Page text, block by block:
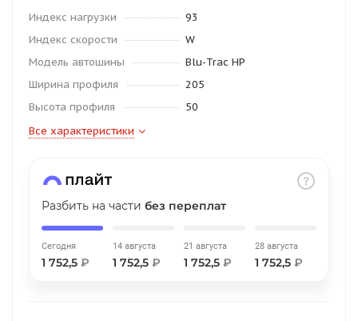
Индекс нагрузки
93
Индекс скорости
W
Модель автошины
Blu-Trac HP
Ширина профиля
205
Высота профиля
50
Все характеристики
Разбить на части без переплат
Сегодня
1 752,5 ₽
14 августа
1 752,5 ₽
21 августа
1 752,5 ₽
28 августа
1 752,5 ₽
Остались вопросы?
8 800 302-02-51